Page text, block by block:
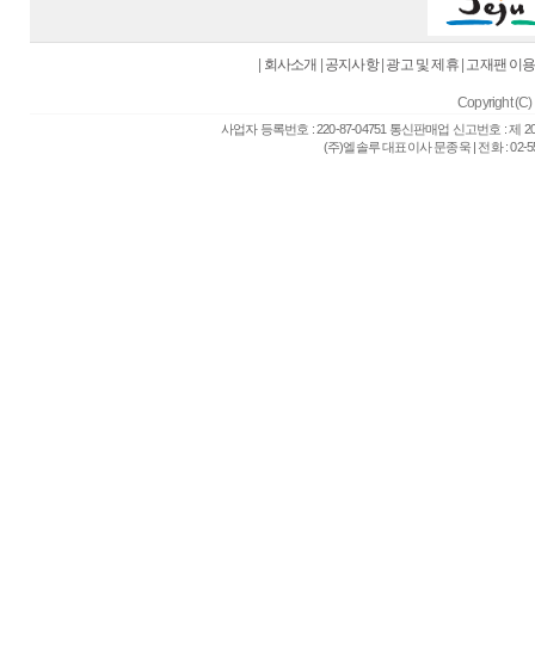
회사소개 공지사항| 광고 및 제휴| 고재팬 이
Copyright (C)
사업자 등록번호 : 220-87-04751 통신판매업 신고번호 : 제
(주)엘솔루 대표이사 문종욱 | 전화 : 02-